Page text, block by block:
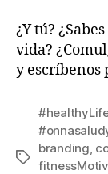
¿Y tú?
vida?
y escríbenos
Etiquetas
branding